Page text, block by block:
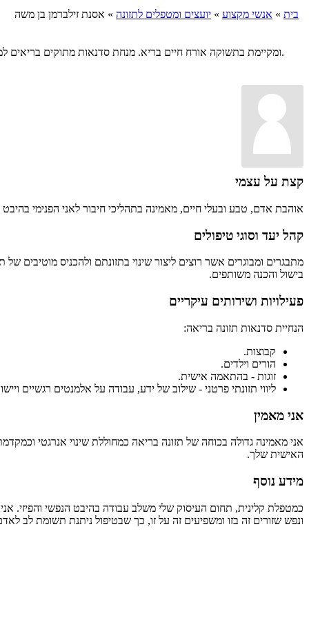
בית » אנשי מקצוע » יועצים ומטפלים לתזונה » אסנת זילברמן בן משה
אסנת זילברמן בן משה, מטפלת רגשית קלינית (M.S.W), בוגרת קורס יסוד אימון אישי ותזונה נבונה (NCS) ומקיימת בתשוקה אורח חיים בריא. מנחת סדנאות מתוקים בריאים למבוגרים וילדים ומלווה תהליכי תזונה פרטניים.
קצת על עצמי
אוהבת אדם, טבע ובעלי חיים, מאמינה בתהליכי חיבור לאני הפנימי בהיבט
קהל יעד וסוגי טיפולים
מתבגרים ומבוגרים אשר רוצים ליצור שינוי בתזונתם ולהכניס מוטיבים של
בישול והכנה משותפים.
פעילויות ושירותים עיקריים
הנחיית סדנאות תזונה בריאה:
קבוצות.
הורים וילדים.
זוגות - בהתאמה אישית.
ליווי תזונתי פרטני - שילוב של ידע, עבודה על אלמנטים רגשיים
אני מאמין
אני מאמינה גדולה בכוחה של תזונה בריאה כמחוללת שינוי אנרגטי
האישית שלך.
מידע נוסף
כמטפלת קלינית, תחום העיסוק שלי משלב עבודה בהיבט הנפשי והפיזי.
ונפש שזורים זה בזו ומשפיעים זה על זו, כך שבטיפול ניתנת תשומת לב